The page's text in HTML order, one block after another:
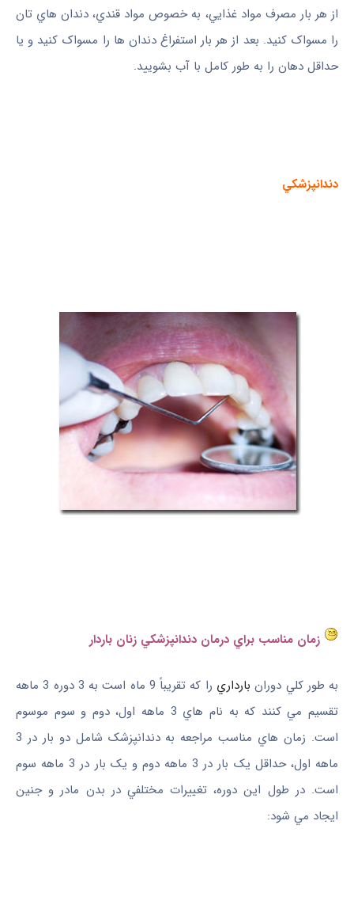
از هر بار مصرف مواد غذايي، به‌ خصوص مواد قندي، دندان ‌هاي تان
را مسواک کنيد. بعد از هر بار استفراغ دندان‌ ها را مسواک کنيد و يا
حداقل دهان را به طور کامل با آب بشوييد.
دندانپزشکي
زمان مناسب براي درمان دندانپزشکي زنان باردار
به ‌طور کلي دورانبارداري
را که تقريباً 9 ماه است به 3 دوره 3 ماهه
تقسيم مي‌ کنند که به نام ‌هاي 3 ماهه اول، دوم و سوم موسوم
است. زمان‌ هاي مناسب مراجعه به دندانپزشک شامل دو بار در 3
ماهه اول، حداقل يک بار در 3 ماهه دوم و يک بار در 3 ماهه سوم
است. در طول اين دوره، تغييرات مختلفي در بدن مادر و جنين
ايجاد مي ‌شود: